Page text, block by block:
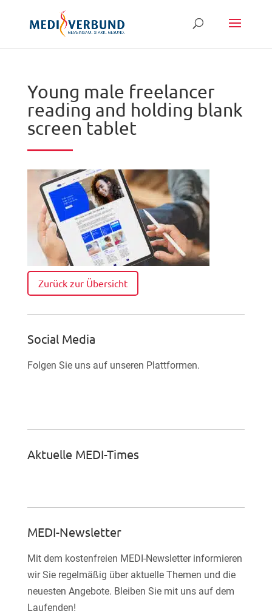
Young male freelancer
reading and holding blank
screen tablet
Zurück zur Übersicht
Social Media
Folgen Sie uns auf unseren Plattformen.
Aktuelle MEDI-Times
MEDI-Newsletter
Mit dem kostenfreien MEDI-Newsletter informieren
wir Sie regelmäßig über aktuelle Themen und die
neuesten Angebote. Bleiben Sie mit uns auf dem
Laufenden!